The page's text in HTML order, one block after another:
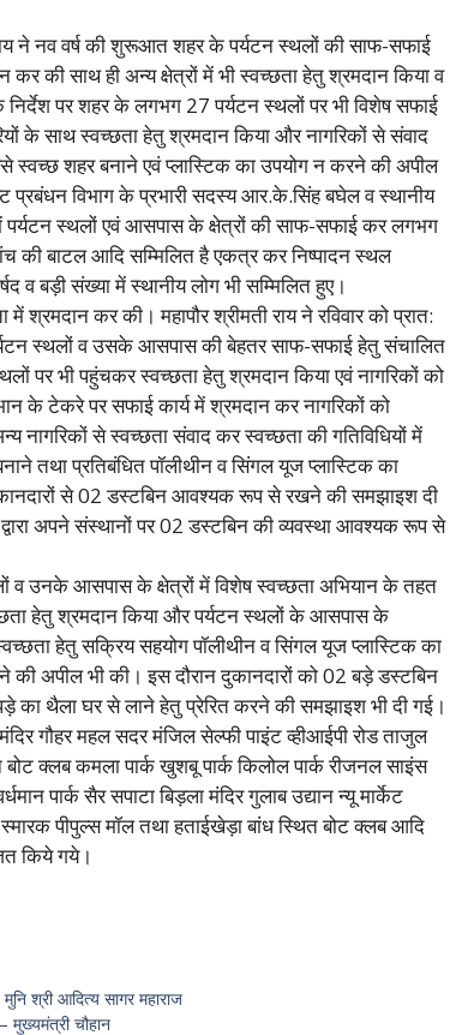
ने नव वर्ष की शुरूआत शहर के पर्यटन स्थलों की साफ-सफाई
की साथ ही अन्य क्षेत्रों में भी स्वच्छता हेतु श्रमदान किया व
निर्देश पर शहर के लगभग 27 पर्यटन स्थलों पर भी विशेष सफाई
के साथ स्वच्छता हेतु श्रमदान किया और नागरिकों से संवाद
शहर बनाने एवं प्लास्टिक का उपयोग न करने की अपील
प्रबंधन विभाग के प्रभारी सदस्य आर.के.सिंह बघेल व स्थानीय
पर्यटन स्थलों एवं आसपास के क्षेत्रों की साफ-सफाई कर लगभग
बाटल आदि सम्मिलित है एकत्र कर निष्पादन स्थल
व बड़ी संख्या में स्थानीय लोग भी सम्मिलित हुए।
श्रमदान कर की। महापौर श्रीमती राय ने रविवार को प्रात:
स्थलों व उसके आसपास की बेहतर साफ-सफाई हेतु संचालित
पर भी पहुंचकर स्वच्छता हेतु श्रमदान किया एवं नागरिकों को
के टेकरे पर सफाई कार्य में श्रमदान कर नागरिकों को
से स्वच्छता संवाद कर स्वच्छता की गतिविधियों में
तथा प्रतिबंधित पॉलीथीन व सिंगल यूज प्लास्टिक का
से 02 डस्टबिन आवश्यक रूप से रखने की समझाइश दी
द्वारा अपने संस्थानों पर 02 डस्टबिन की व्यवस्था आवश्यक रूप से
व उनके आसपास के क्षेत्रों में विशेष स्वच्छता अभियान के तहत
हेतु श्रमदान किया और पर्यटन स्थलों के आसपास के
हेतु सक्रिय सहयोग पॉलीथीन व सिंगल यूज प्लास्टिक का
अपील भी की। इस दौरान दुकानदारों को 02 बड़े डस्टबिन
थैला घर से लाने हेतु प्रेरित करने की समझाइश भी दी गई।
गौहर महल सदर मंजिल सेल्फी पाइंट व्हीआईपी रोड ताजुल
क्लब कमला पार्क खुशबू पार्क किलोल पार्क रीजनल साइंस
पार्क सैर सपाटा बिड़ला मंदिर गुलाब उद्यान न्यू मार्केट
पीपुल्स मॉल तथा हताईखेड़ा बांध स्थित बोट क्लब आदि
किये गये।
श्री आदित्य सागर महाराज
चौहान